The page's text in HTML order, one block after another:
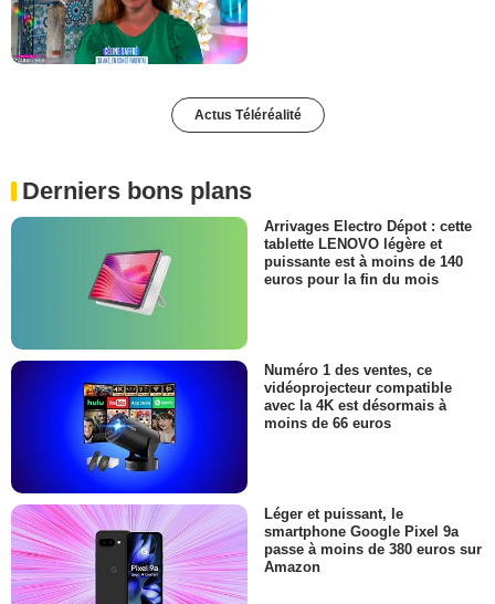
Actus Téléréalité
Derniers bons plans
Arrivages Electro Dépot : cette
tablette LENOVO légère et
puissante est à moins de 140
euros pour la fin du mois
Numéro 1 des ventes, ce
vidéoprojecteur compatible
avec la 4K est désormais à
moins de 66 euros
Léger et puissant, le
smartphone Google Pixel 9a
passe à moins de 380 euros sur
Amazon